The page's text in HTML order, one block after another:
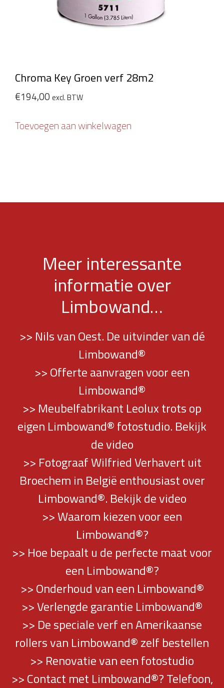
Chroma Key Groen verf 28m2
€194,00 excl. BTW
Toevoegen aan winkelwagen
Meer interessante
informatie over
Limbowand…
>> Nils van Oest. De uitvinder van dé
Limbowand®
>> Offerte aanvragen voor een
Limbowand®
>> Meubelfabrikant Leolux trots op
eigen Limbowand® fotostudio. Bekijk
de video
>> Fotograaf Wilfried Verhavert uit
Broechem in België enthousiast over
Limbowand®. Bekijk de video
>> Waarom kiezen voor een
Limbowand®?
>> Hoe bepaalt u de perfecte maat voor
een Limbowand®?
>> Onderhoud van een Limbowand®
>> Verlengde garantie Limbowand®
>> De speciale verf en Amerikaanse
rollers van Limbowand® zelf bestellen
>> Renovatie van een fotostudio
>> Contact met Limbowand®? Telefoon,